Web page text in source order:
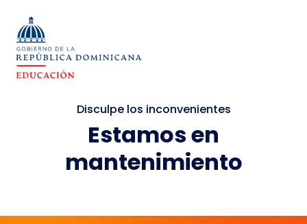
Disculpe los inconvenientes
Estamos en
mantenimiento